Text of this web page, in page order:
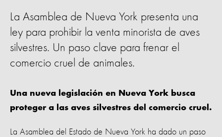
La Asamblea de Nueva York presenta una
ley para prohibir la venta minorista de aves
silvestres. Un paso clave para frenar el
comercio cruel de animales.
Una nueva legislación en Nueva York busca
proteger a las aves silvestres del comercio cruel.
La Asamblea del Estado de Nueva York ha dado un paso